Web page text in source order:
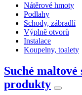
Nátěrové hmoty
Podlahy
Schody, zábradlí
Výplně otvorů
Instalace
Koupelny, toalety
Suché maltové
produkty